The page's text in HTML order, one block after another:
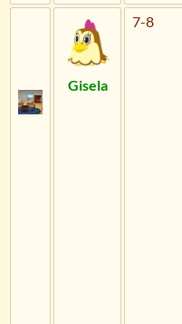
Gisela
7-8